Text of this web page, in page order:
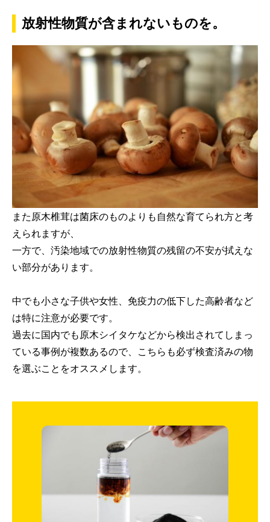
放射性物質が含まれないものを。
また原木椎茸は菌床のものよりも自然な育てられ方と考
えられますが、
一方で、汚染地域での放射性物質の残留の不安が拭えな
い部分があります。
中でも小さな子供や女性、免疫力の低下した高齢者など
は特に注意が必要です。
過去に国内でも原木シイタケなどから検出されてしまっ
ている事例が複数あるので、こちらも必ず検査済みの物
を選ぶことをオススメします。